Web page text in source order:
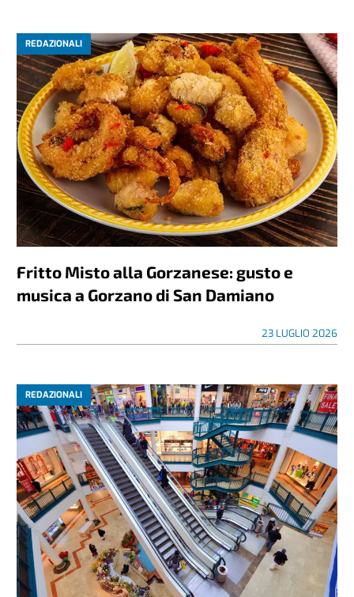
REDAZIONALI
Fritto Misto alla Gorzanese: gusto e
musica a Gorzano di San Damiano
23 LUGLIO 2026
REDAZIONALI